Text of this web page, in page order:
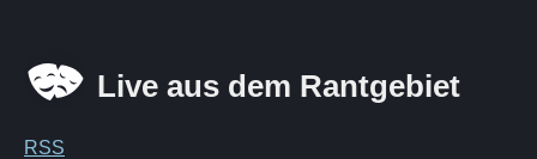
Live aus dem Rantgebiet
RSS